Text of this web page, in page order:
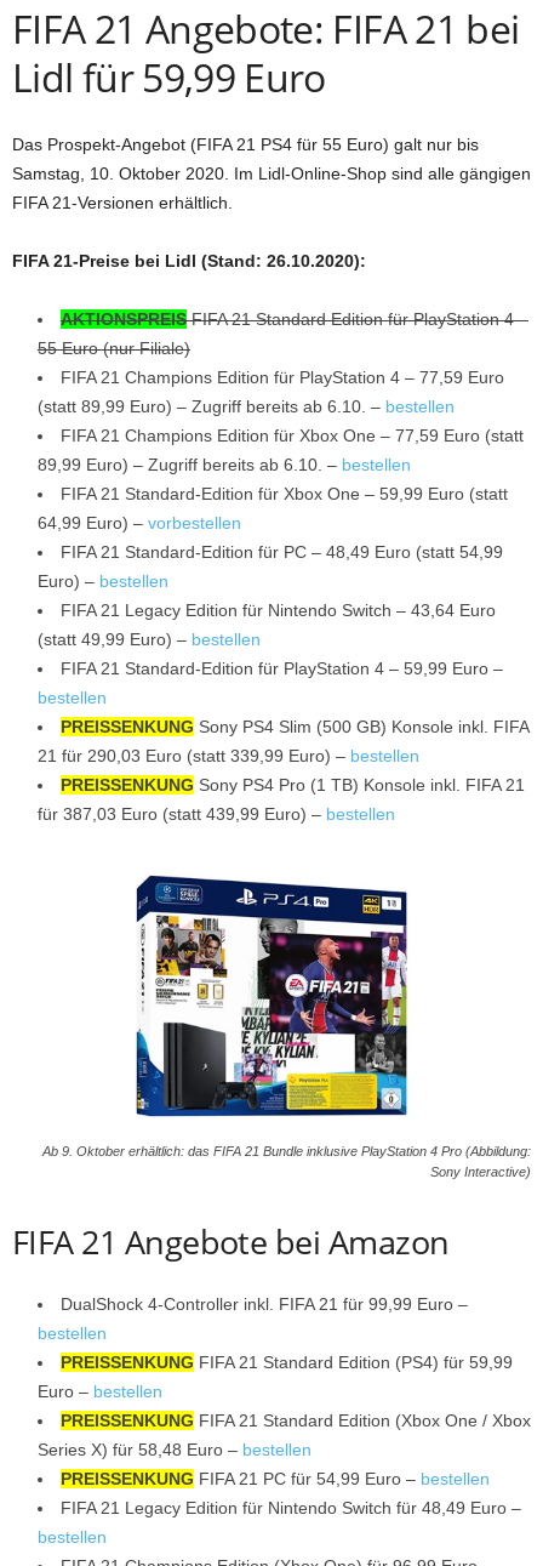
FIFA 21 Angebote: FIFA 21 bei
Lidl für 59,99 Euro
Das Prospekt-Angebot (FIFA 21 PS4 für 55 Euro) galt nur bis
Samstag, 10. Oktober 2020. Im Lidl-Online-Shop sind alle gängigen
FIFA 21-Versionen erhältlich.
FIFA 21-Preise bei Lidl (Stand: 26.10.2020):
AKTIONSPREISFIFA 21 Standard Edition für PlayStation 4 –
55 Euro (nur Filiale)
FIFA 21 Champions Edition für PlayStation 4 – 77,59 Euro
(statt 89,99 Euro) – Zugriff bereits ab 6.10. – bestellen
FIFA 21 Champions Edition für Xbox One – 77,59 Euro (statt
89,99 Euro) – Zugriff bereits ab 6.10. – bestellen
FIFA 21 Standard-Edition für Xbox One – 59,99 Euro (statt
64,99 Euro) – vorbestellen
FIFA 21 Standard-Edition für PC – 48,49 Euro (statt 54,99
Euro) – bestellen
FIFA 21 Legacy Edition für Nintendo Switch – 43,64 Euro
(statt 49,99 Euro) – bestellen
FIFA 21 Standard-Edition für PlayStation 4 – 59,99 Euro –
bestellen
PREISSENKUNG Sony PS4 Slim (500 GB) Konsole inkl. FIFA
21 für 290,03 Euro (statt 339,99 Euro) – bestellen
PREISSENKUNG Sony PS4 Pro (1 TB) Konsole inkl. FIFA 21
für 387,03 Euro (statt 439,99 Euro) – bestellen
Ab 9. Oktober erhältlich: das FIFA 21 Bundle inklusive PlayStation 4 Pro (Abbildung:
Sony Interactive)
FIFA 21 Angebote bei Amazon
DualShock 4-Controller inkl. FIFA 21 für 99,99 Euro –
bestellen
PREISSENKUNG FIFA 21 Standard Edition (PS4) für 59,99
Euro – bestellen
PREISSENKUNG FIFA 21 Standard Edition (Xbox One / Xbox
Series X) für 58,48 Euro – bestellen
PREISSENKUNG FIFA 21 PC für 54,99 Euro – bestellen
FIFA 21 Legacy Edition für Nintendo Switch für 48,49 Euro –
bestellen